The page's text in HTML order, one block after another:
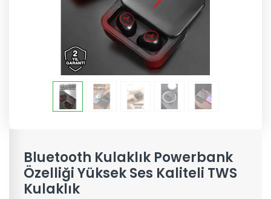
Bluetooth Kulaklık Powerbank
Özelliği Yüksek Ses Kaliteli TWS
Kulaklık